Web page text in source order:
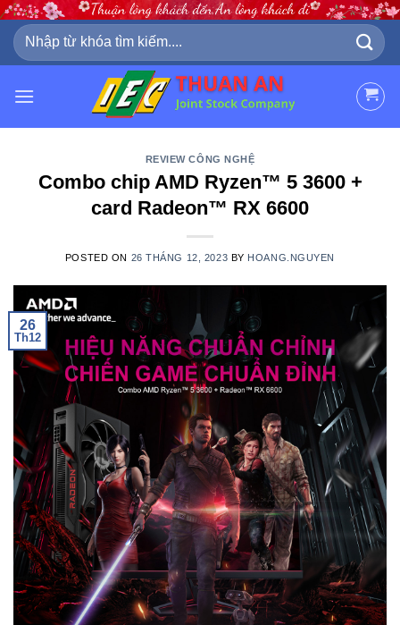
Skip
content
Tìm
kiếm:
REVIEW CÔNG NGHỆ
Combo chip AMD Ryzen™ 5 3600 +
card Radeon™ RX 6600
POSTED ON 26 THÁNG 12, 2023 BY HOANG.NGUYEN
26
Th12